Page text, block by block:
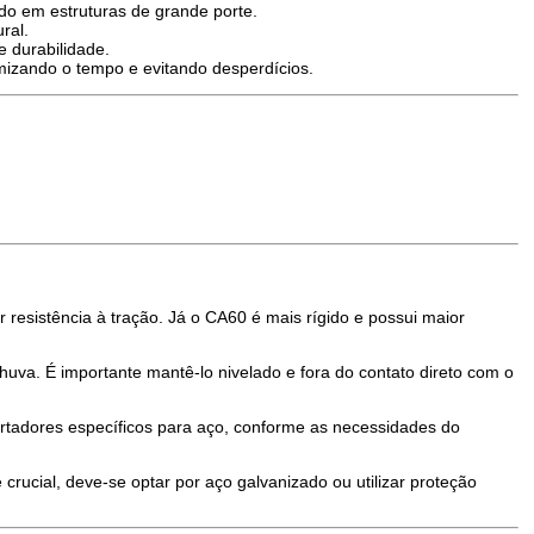
em estruturas de grande porte.
durabilidade.
o tempo e evitando desperdícios.
à tração. Já o CA60 é mais rígido e possui maior
É importante mantê-lo nivelado e fora do contato direto com o
específicos para aço, conforme as necessidades do
deve-se optar por aço galvanizado ou utilizar proteção